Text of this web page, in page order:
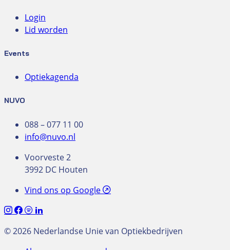
Login
Lid worden
Events
Optiekagenda
NUVO
088 – 077 11 00
info@nuvo.nl
Voorveste 2
3992 DC Houten
Vind ons op Google
© 2026 Nederlandse Unie van Optiekbedrijven